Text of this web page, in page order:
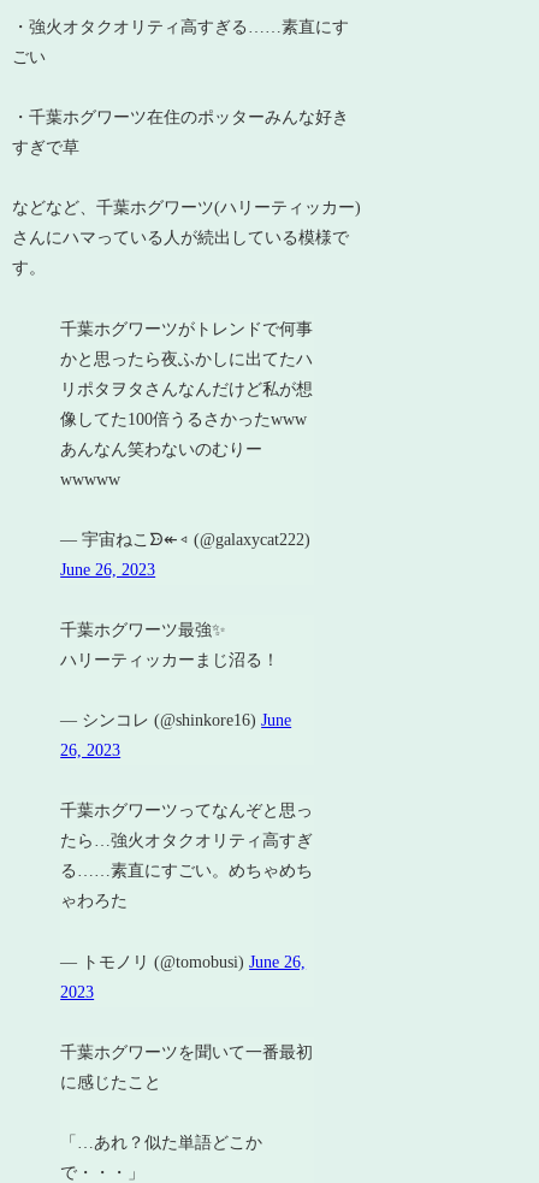
・強火オタクオリティ高すぎる……素直にす
ごい
・千葉ホグワーツ在住のポッターみんな好き
すぎで草
などなど、千葉ホグワーツ(ハリーティッカー)
さんにハマっている人が続出している模様で
す。
千葉ホグワーツがトレンドで何事
かと思ったら夜ふかしに出てたハ
リポタヲタさんなんだけど私が想
像してた100倍うるさかったwww
あんなん笑わないのむりー
wwwww
— 宇宙ねこᗦ↞◃ (@galaxycat222)
June 26, 2023
千葉ホグワーツ最強✨
ハリーティッカーまじ沼る！
— シンコレ (@shinkore16)June
26, 2023
千葉ホグワーツってなんぞと思っ
たら…強火オタクオリティ高すぎ
る……素直にすごい。めちゃめち
ゃわろた
— トモノリ (@tomobusi)June 26,
2023
千葉ホグワーツを聞いて一番最初
に感じたこと
「…あれ？似た単語どこか
で・・・」